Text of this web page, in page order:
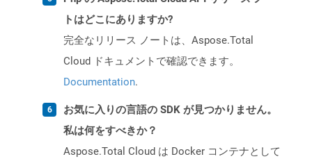
トはどこにありますか?
完全なリリース ノートは、Aspose.Total
Cloud ドキュメントで確認できます。
Documentation.
お気に入りの言語の SDK が見つかりません。
私は何をすべきか？
Aspose.Total Cloud は Docker コンテナとして